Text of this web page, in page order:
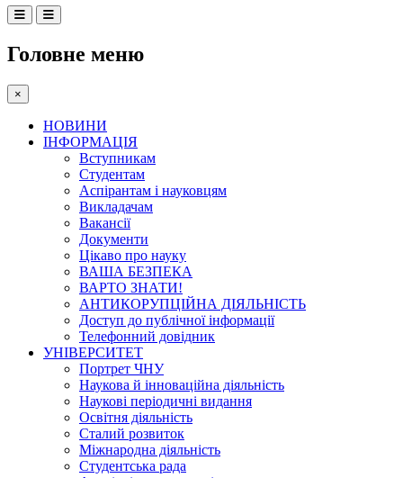
Головне меню
×
НОВИНИ
ІНФОРМАЦІЯ
Вступникам
Студентам
Аспірантам і науковцям
Викладачам
Вакансії
Документи
Цікаво про науку
ВАША БЕЗПЕКА
ВАРТО ЗНАТИ!
АНТИКОРУПЦІЙНА ДІЯЛЬНІСТЬ
Доступ до публічної інформації
Телефонний довідник
УНІВЕРСИТЕТ
Портрет ЧНУ
Наукова й інноваційна діяльність
Наукові періодичні видання
Освітня діяльність
Сталий розвиток
Міжнародна діяльність
Студентська рада